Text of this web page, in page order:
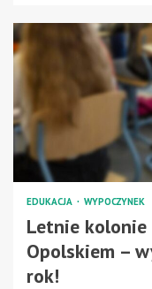
EDUKACJA WYPOCZYNEK
Letnie
Opolskiem –
rok!